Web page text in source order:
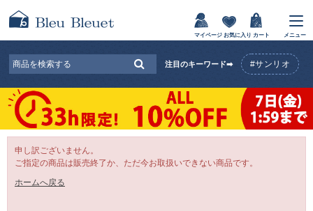
マイページ お気に入り カート メニュー
注目のキーワード➡ #サンリオ
申し訳ございません。
ご指定の商品は販売終了か、ただ今お取扱いできない商品です。
ホームへ戻る